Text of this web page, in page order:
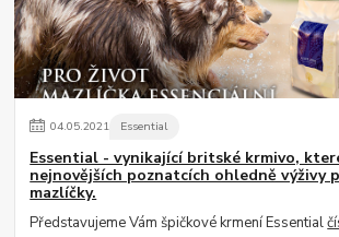
04.05.2021 Essential
Essential - vynikající britské krmivo,
nejnovějších poznatcích ohledně výživy
mazlíčky.
Představujeme Vám špičkové krmení Essential